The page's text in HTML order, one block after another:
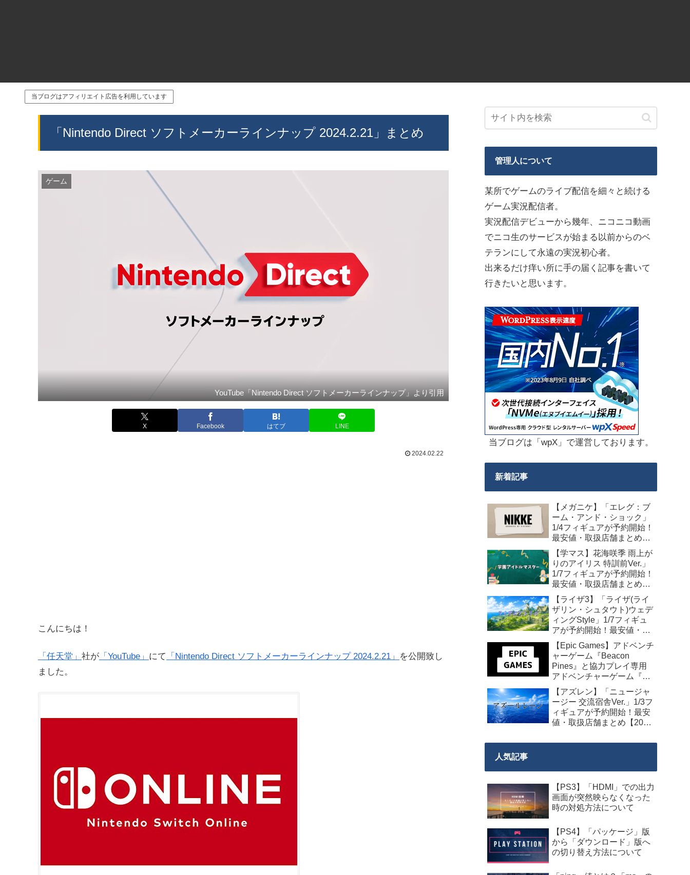
当ブログはアフィリエイト広告を利用しています
「Nintendo Direct ソフトメーカーラインナップ 2024.2.21」まとめ
ゲーム
YouTube「Nintendo Direct ソフトメーカーラインナップ」より引用
X Facebook はてブ LINE
2024.02.22
こんにちは！
「任天堂」 社が 「YouTube」 にて 「Nintendo Direct ソフトメーカーラインナップ 2024.2.21」 を公開致し
ました。
管理人について
某所でゲームのライブ配信を細々と続ける
ゲーム実況配信者。
実況配信デビューから幾年、ニコニコ動画
でニコ生のサービスが始まる以前からのベ
テランにして永遠の実況初心者。
出来るだけ痒い所に手の届く記事を書いて
行きたいと思います。
当ブログは「wpX」で運営しております。
新着記事
【メガニケ】「エレグ：ブ
ーム・アンド・ショック」
1/4フィギュアが予約開始！
最安値・取扱店舗まとめ
【2027年10月発売】
【学マス】花海咲季 雨上が
りのアイリス 特訓前Ver.」
1/7フィギュアが予約開始！
最安値・取扱店舗まとめ
【2027年4月発売】
【ライザ3】「ライザ(ライ
ザリン・シュタウト)ウェデ
ィングStyle」1/7フィギュ
アが予約開始！最安値・取
扱店舗まとめ【2027年4月
発売】
【Epic Games】アドベンチ
ャーゲーム『Beacon
Pines』と協力プレイ専用
アドベンチャーゲーム『We
Were Here Together』の無
料配布が来週2026年8月14
日午前0時までの期間限定
で開始！
【アズレン】「ニュージャ
ージー 交流宿舎Ver.」1/3フ
ィギュアが予約開始！最安
値・取扱店舗まとめ【2027
人気記事
【PS3】「HDMI」での出力
画面が突然映らなくなった
時の対処方法について
【PS4】「パッケージ」版
から「ダウンロード」版へ
の切り替え方法について